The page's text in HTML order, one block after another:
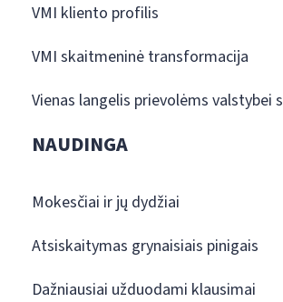
VMI kliento profilis
VMI skaitmeninė transformacija
Vienas langelis prievolėms valstybei
NAUDINGA
Mokesčiai ir jų dydžiai
Atsiskaitymas grynaisiais pinigais
Dažniausiai užduodami klausimai